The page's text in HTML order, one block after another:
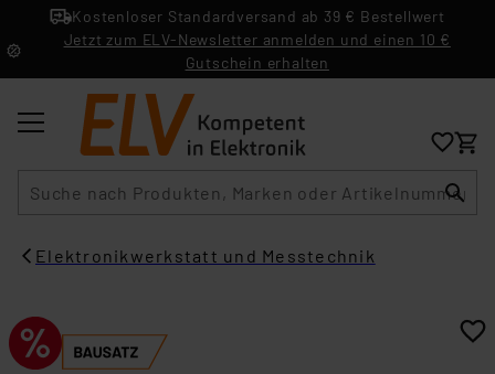
Kostenloser Standardversand ab 39 € Bestellwert
Jetzt zum ELV-Newsletter anmelden und einen 10 €
Gutschein erhalten
Elektronikwerkstatt und Messtechnik